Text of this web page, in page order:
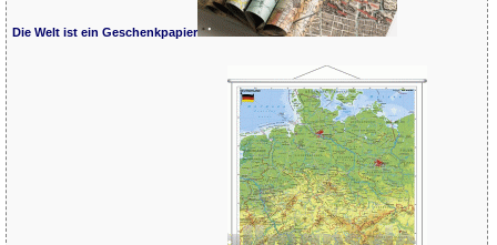
Die Welt ist ein Geschenkpapier